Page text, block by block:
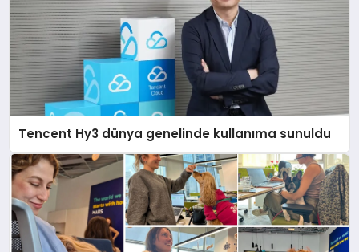
Tencent Hy3 dünya genelinde kullanıma sunuldu